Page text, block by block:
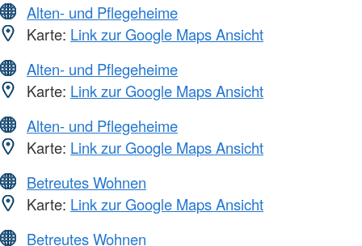
Alten- und Pflegeheime
Karte: Link zur Google Maps Ansicht
Alten- und Pflegeheime
Karte: Link zur Google Maps Ansicht
Alten- und Pflegeheime
Karte: Link zur Google Maps Ansicht
Betreutes Wohnen
Karte: Link zur Google Maps Ansicht
Betreutes Wohnen